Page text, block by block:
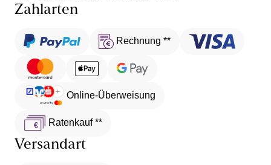
Zahlarten
Rechnung **
Online-Überweisung
Ratenkauf **
Versandart